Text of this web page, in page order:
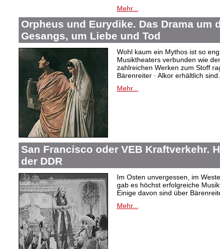
Mehr...
Orpheus und Eurydike. Das Drama um
Gesangs, um Liebe und Tod
Wohl kaum ein Mythos ist so
Musiktheaters verbunden wie
zahlreichen Werken zum Stoff
Bärenreiter · Alkor erhältlich sind.
Mehr...
San Francisco oder VEB Kraftverkehr.
der DDR
Im Osten unvergessen, im
gab es höchst erfolgreiche
Einige davon sind über
Mehr...